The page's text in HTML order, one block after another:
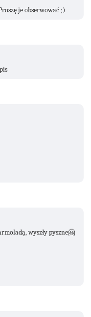
je obserwować ;)
wyszły pyszne🤗